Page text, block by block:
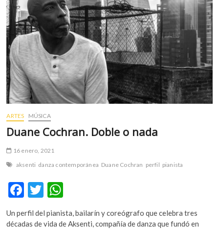
ARTES MÚSICA
Duane Cochran. Doble o nada
16 enero, 2021
aksenti danza contemporánea Duane Cochran perfil pianista
F
ac
e
T
w
itt
h
at
Un perfil del pianista, bailarín y coreógrafo que celebra tres
décadas de vida de Aksenti, compañía de danza que fundó en